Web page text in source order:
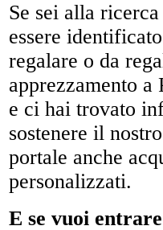
Se sei alla
essere
regalare o da
apprezzamento
e ci hai trovato
sostenere il
portale anche
personalizzati.
E se vuoi